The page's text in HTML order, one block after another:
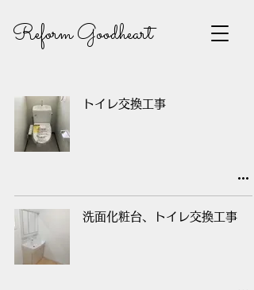
Reform Goodheart
トイレ交換工事
洗面化粧台、トイレ交換工事